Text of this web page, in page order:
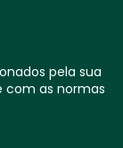
pela sua
com as normas